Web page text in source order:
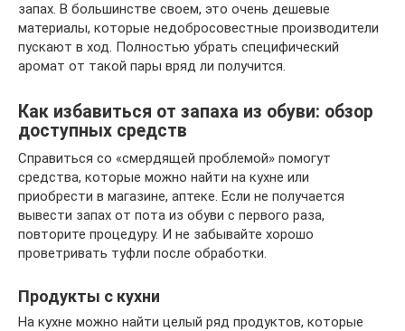
запах. В большинстве своем, это очень дешевые
материалы, которые недобросовестные производители
пускают в ход. Полностью убрать специфический
аромат от такой пары вряд ли получится.
Как избавиться от запаха из обуви: обзор
доступных средств
Справиться со «смердящей проблемой» помогут
средства, которые можно найти на кухне или
приобрести в магазине, аптеке. Если не получается
вывести запах от пота из обуви с первого раза,
повторите процедуру. И не забывайте хорошо
проветривать туфли после обработки.
Продукты с кухни
На кухне можно найти целый ряд продуктов, которые